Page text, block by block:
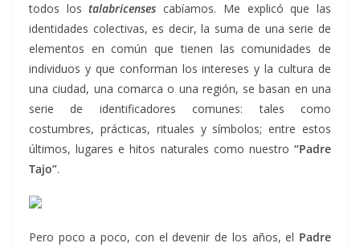
todos lostalabricenses cabíamos. Me explicó que las
identidades colectivas, es decir, la suma de una serie de
elementos en común que tienen las comunidades de
individuos y que conforman los intereses y la cultura de
una ciudad, una comarca o una región, se basan en una
serie de identificadores comunes: tales como
costumbres, prácticas, rituales y símbolos; entre estos
últimos, lugares e hitos naturales como nuestro “Padre
Tajo”.
Pero poco a poco, con el devenir de los años, el Padre